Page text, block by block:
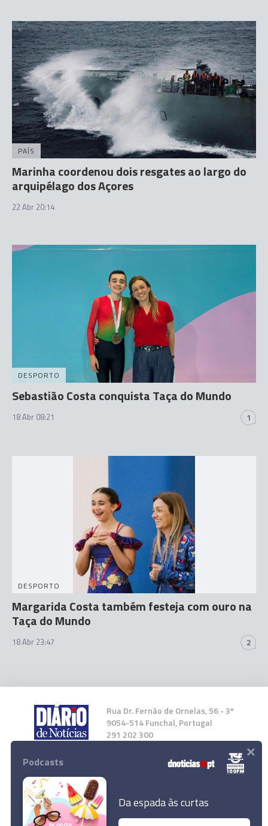
PAÍS
Marinha coordenou dois resgates ao largo do
arquipélago dos Açores
22 Abr 20:14
DESPORTO
Sebastião Costa conquista Taça do Mundo
18 Abr 08:21 1
DESPORTO
Margarida Costa também festeja com ouro na
Taça do Mundo
18 Abr 23:47 2
Rua Dr. Fernão de Ornelas, 56 - 3º
9054-514 Funchal, Portugal
291 202 300
Instale a nossa App
Podcasts
Da espada às curtas
×